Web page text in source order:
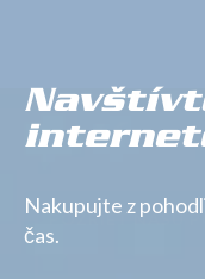
POZRIEŤ NAŠU
Nakupujte z
čas.